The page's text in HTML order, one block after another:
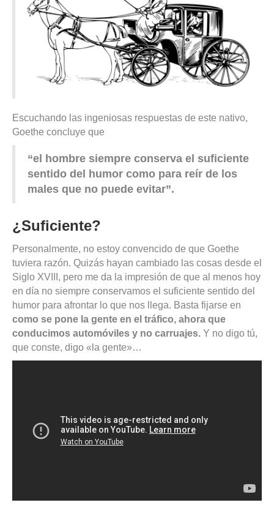
Escuchando las ingeniosas respuestas de este nativo,
Goethe concluye que
“el hombre siempre conserva el suficiente
sentido del humor como para reír de los
males que no puede evitar”.
¿Suficiente?
Personalmente, no estoy convencido de que Goethe
tuviera razón. Quizás hayan cambiado las cosas desde el
Siglo XVIII, pero me da la impresión de que al menos hoy
en día no siempre conservamos el suficiente sentido del
humor para afrontar lo que nos llega. Basta fijarse en
como se pone la gente en el tráfico, ahora que
conducimos automóviles y no carruajes. Y no digo tú,
que conste, digo «la gente»…